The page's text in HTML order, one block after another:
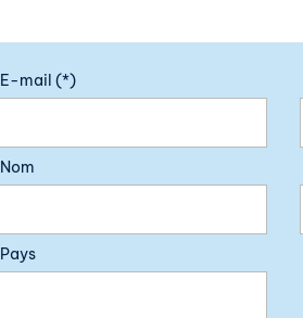
E-mail (*)
Nom
Pays